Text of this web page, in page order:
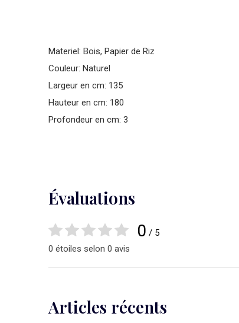
Materiel: Bois, Papier de Riz
Couleur: Naturel
Largeur en cm: 135
Hauteur en cm: 180
Profondeur en cm: 3
Évaluations
0 / 5
0 étoiles selon 0 avis
Articles récents